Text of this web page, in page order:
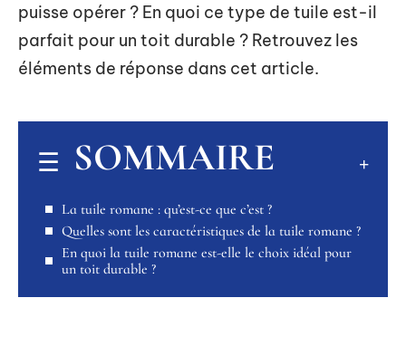
puisse opérer ? En quoi ce type de tuile est-il
parfait pour un toit durable ? Retrouvez les
éléments de réponse dans cet article.
SOMMAIRE
La tuile romane : qu’est-ce que c’est ?
Quelles sont les caractéristiques de la tuile romane ?
En quoi la tuile romane est-elle le choix idéal pour
un toit durable ?